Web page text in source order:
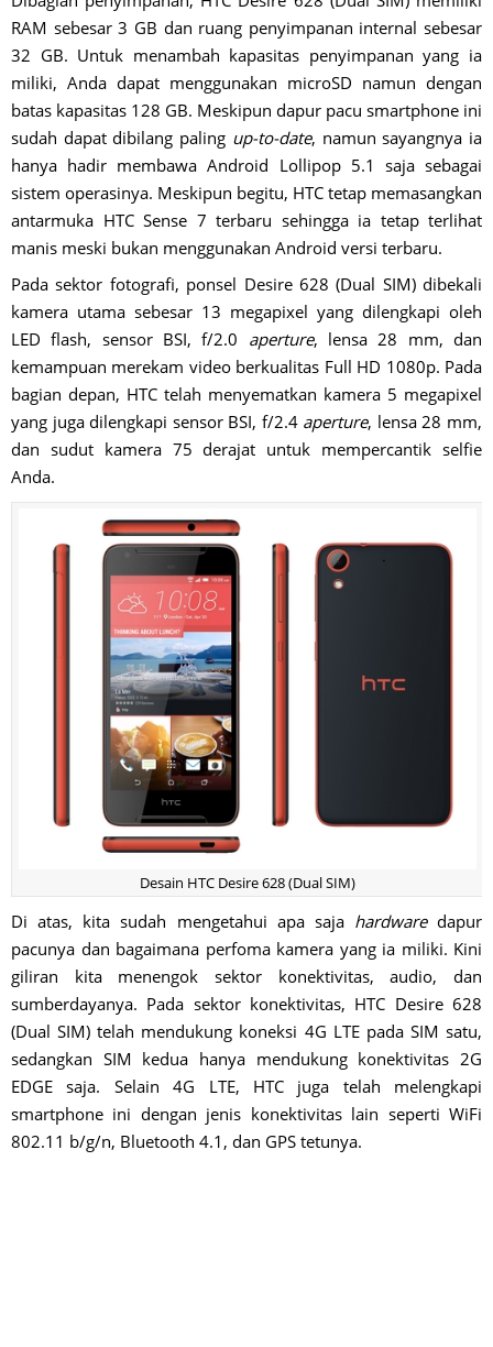
RAM sebesar 3 GB dan ruang penyimpanan internal sebesar
32 GB. Untuk menambah kapasitas penyimpanan yang ia
miliki, Anda dapat menggunakan microSD namun dengan
batas kapasitas 128 GB. Meskipun dapur pacu smartphone ini
sudah dapat dibilang paling up-to-date, namun sayangnya ia
hanya hadir membawa Android Lollipop 5.1 saja sebagai
sistem operasinya. Meskipun begitu, HTC tetap memasangkan
antarmuka HTC Sense 7 terbaru sehingga ia tetap terlihat
manis meski bukan menggunakan Android versi terbaru.
Pada sektor fotografi, ponsel Desire 628 (Dual SIM) dibekali
kamera utama sebesar 13 megapixel yang dilengkapi oleh
LED flash, sensor BSI, f/2.0 aperture, lensa 28 mm, dan
kemampuan merekam video berkualitas Full HD 1080p. Pada
bagian depan, HTC telah menyematkan kamera 5 megapixel
yang juga dilengkapi sensor BSI, f/2.4 aperture, lensa 28 mm,
dan sudut kamera 75 derajat untuk mempercantik selfie
Anda.
Desain HTC Desire 628 (Dual SIM)
Di atas, kita sudah mengetahui apa saja hardwaredapur
pacunya dan bagaimana perfoma kamera yang ia miliki. Kini
giliran kita menengok sektor konektivitas, audio, dan
sumberdayanya. Pada sektor konektivitas, HTC Desire 628
(Dual SIM) telah mendukung koneksi 4G LTE pada SIM satu,
sedangkan SIM kedua hanya mendukung konektivitas 2G
EDGE saja. Selain 4G LTE, HTC juga telah melengkapi
smartphone ini dengan jenis konektivitas lain seperti WiFi
802.11 b/g/n, Bluetooth 4.1, dan GPS tetunya.